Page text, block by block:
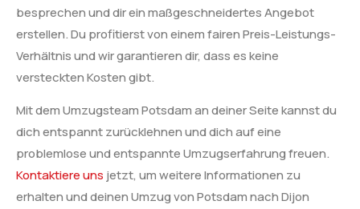
besprechen und dir ein maßgeschneidertes Angebot
erstellen. Du profitierst von einem fairen Preis-Leistungs-
Verhältnis und wir garantieren dir, dass es keine
versteckten Kosten gibt.
Mit dem Umzugsteam Potsdam an deiner Seite kannst du
dich entspannt zurücklehnen und dich auf eine
problemlose und entspannte Umzugserfahrung freuen.
Kontaktiere uns jetzt, um weitere Informationen zu
erhalten und deinen Umzug von Potsdam nach Dijon